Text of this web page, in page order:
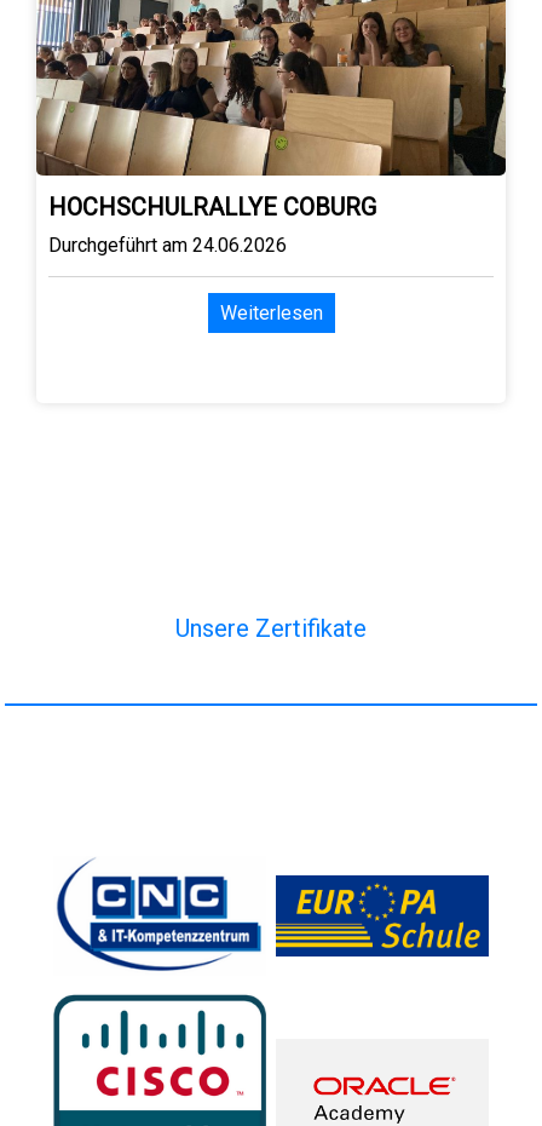
HOCHSCHULRALLYE COBURG
Durchgeführt am 24.06.2026
Weiterlesen
Unsere Zertifikate